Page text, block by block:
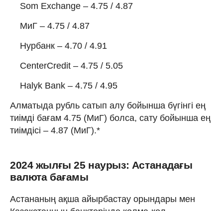
Som Exchange – 4.75 / 4.87
МиГ – 4.75 / 4.87
Нурбанк – 4.70 / 4.91
CenterCredit – 4.75 / 5.05
Halyk Bank – 4.75 / 4.95
Алматыда рубль сатып алу бойынша бүгінгі ең
тиімді бағам 4.75 (МиГ) болса, сату бойынша ең
тиімдісі – 4.87 (МиГ).*
2024 жылғы 25 наурыз: Астанадағы
валюта бағамы
Астананың ақша айырбастау орындары мен